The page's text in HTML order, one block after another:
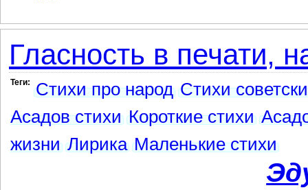
Гласность в печати,
Теги: Стихи про народ Стихи
Асадов стихи Короткие стихи
жизни Лирика Маленькие стихи